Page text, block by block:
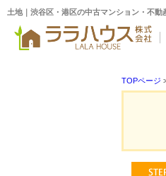
土地｜渋谷区・港区の中古マンション・不
TOPページ